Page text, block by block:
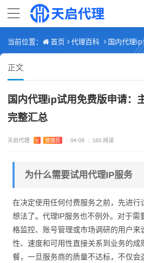
当前位置： 首页 代理百科 国内代理ip试用免费
正文
国内代理ip试用免费版申请：
完整汇总
天启代理 V 管理员 / 04-09 / 160 阅读
为什么需要试用代理IP服务
在决定使用任何付费服务之前，先进行
想法了。代理IP服务也不例外。对于需
格监控、账号管理或市场调研的用户来
性、速度和可用性直接关系到业务的成
餐，一旦服务商的质量不达标，不仅会